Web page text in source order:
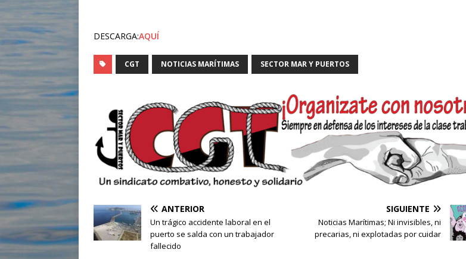
DESCARGA:AQUÍ
CGT NOTICIAS MARÍTIMAS SECTOR MAR Y PUERTOS
ANTERIOR
Un trágico accidente laboral en el
puerto se salda con un trabajador
fallecido
SIGUIENTE
Noticias Marítimas; Ni invisibles, ni
precarias, ni explotadas por cuidar